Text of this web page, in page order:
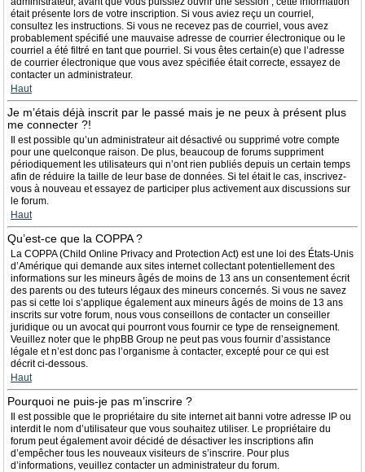
était présente lors de votre inscription. Si vous aviez reçu un courriel,
consultez les instructions. Si vous ne recevez pas de courriel, vous avez
probablement spécifié une mauvaise adresse de courrier électronique ou le
courriel a été filtré en tant que pourriel. Si vous êtes certain(e) que l’adresse
de courrier électronique que vous avez spécifiée était correcte, essayez de
contacter un administrateur.
Haut
Je m’étais déjà inscrit par le passé mais je ne peux à présent plus
me connecter ?!
Il est possible qu’un administrateur ait désactivé ou supprimé votre compte
pour une quelconque raison. De plus, beaucoup de forums suppriment
périodiquement les utilisateurs qui n’ont rien publiés depuis un certain temps
afin de réduire la taille de leur base de données. Si tel était le cas, inscrivez-
vous à nouveau et essayez de participer plus activement aux discussions sur
le forum.
Haut
Qu’est-ce que la COPPA ?
La COPPA (Child Online Privacy and Protection Act) est une loi des États-Unis
d’Amérique qui demande aux sites internet collectant potentiellement des
informations sur les mineurs âgés de moins de 13 ans un consentement écrit
des parents ou des tuteurs légaux des mineurs concernés. Si vous ne savez
pas si cette loi s’applique également aux mineurs âgés de moins de 13 ans
inscrits sur votre forum, nous vous conseillons de contacter un conseiller
juridique ou un avocat qui pourront vous fournir ce type de renseignement.
Veuillez noter que le phpBB Group ne peut pas vous fournir d’assistance
légale et n’est donc pas l’organisme à contacter, excepté pour ce qui est
décrit ci-dessous.
Haut
Pourquoi ne puis-je pas m’inscrire ?
Il est possible que le propriétaire du site internet ait banni votre adresse IP ou
interdit le nom d’utilisateur que vous souhaitez utiliser. Le propriétaire du
forum peut également avoir décidé de désactiver les inscriptions afin
d’empêcher tous les nouveaux visiteurs de s’inscrire. Pour plus
d’informations, veuillez contacter un administrateur du forum.